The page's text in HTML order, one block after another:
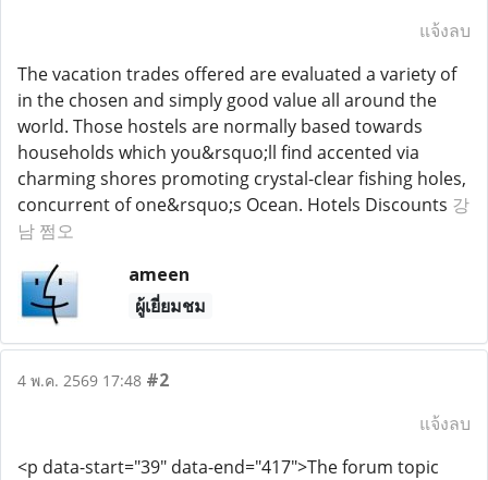
แจ้งลบ
The vacation trades offered are evaluated a variety of
in the chosen and simply good value all around the
world. Those hostels are normally based towards
households which you&rsquo;ll find accented via
charming shores promoting crystal-clear fishing holes,
concurrent of one&rsquo;s Ocean. Hotels Discounts 강
남 쩜오
ameen
ผู้เยี่ยมชม
4 พ.ค. 2569 17:48 #2
แจ้งลบ
<p data-start="39" data-end="417">The forum topic